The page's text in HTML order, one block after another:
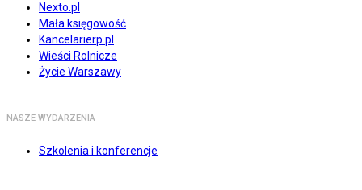
Nexto.pl
Mała księgowość
Kancelarierp.pl
Wieści Rolnicze
Życie Warszawy
NASZE WYDARZENIA
Szkolenia i konferencje